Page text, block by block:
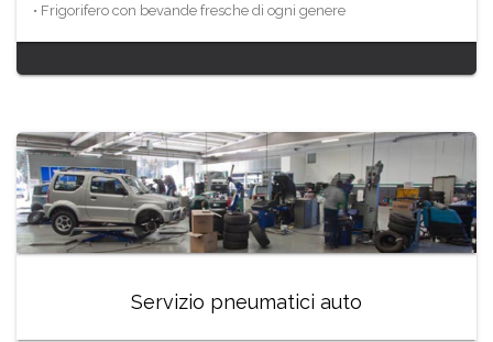
• Frigorifero con bevande fresche di ogni genere
Servizio pneumatici auto